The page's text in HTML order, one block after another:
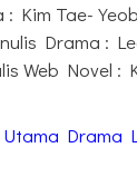
Kim Tae-
Drama :
Web Novel :
Utama Drama